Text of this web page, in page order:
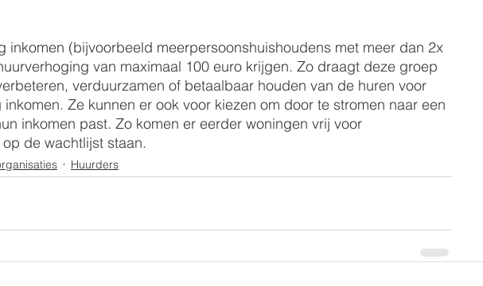
inkomen (bijvoorbeeld meerpersoonshuishoudens met meer dan 2x
van maximaal 100 euro krijgen. Zo draagt deze groep
verduurzamen of betaalbaar houden van de huren voor
Ze kunnen er ook voor kiezen om door te stromen naar een
inkomen past. Zo komen er eerder woningen vrij voor
de wachtlijst staan.
Huurders